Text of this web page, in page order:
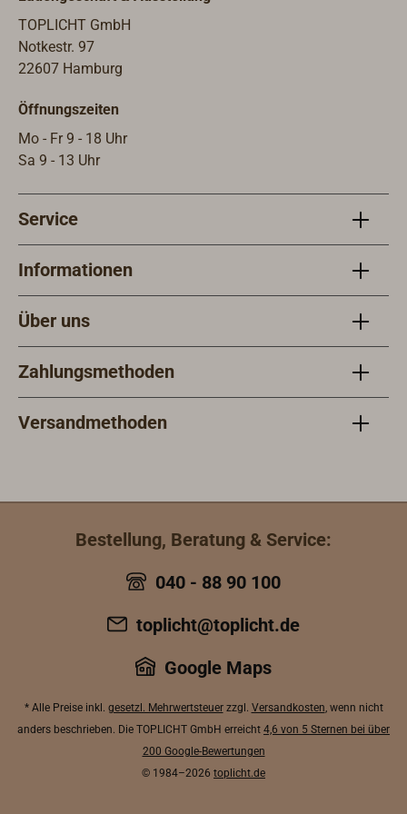
TOPLICHT GmbH
Notkestr. 97
22607 Hamburg
Öffnungszeiten
Mo - Fr 9 - 18 Uhr
Sa 9 - 13 Uhr
Service
Informationen
Über uns
Zahlungsmethoden
Versandmethoden
Bestellung, Beratung & Service:
040 - 88 90 100
toplicht@toplicht.de
Google Maps
* Alle Preise inkl. gesetzl. Mehrwertsteuerzzgl. Versandkosten, wenn nicht
anders beschrieben. Die TOPLICHT GmbH erreicht 4,6 von 5 Sternen bei über
200 Google-Bewertungen
© 1984–2026 toplicht.de